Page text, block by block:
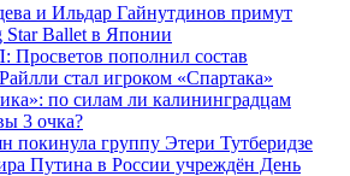
и Ильдар Гайнутдинов примут
Star Ballet в Японии
пополнил состав
стал игроком «Спартака»
по силам ли калининградцам
3 очка?
покинула группу Этери Тутберидзе
Путина в России учреждён День